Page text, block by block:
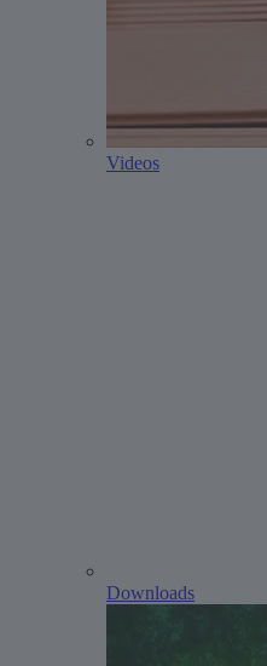
Videos
Downloads